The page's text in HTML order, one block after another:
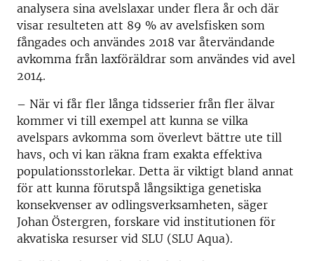
analysera sina avelslaxar under flera år och där
visar resulteten att 89 % av avelsfisken som
fångades och användes 2018 var återvändande
avkomma från laxföräldrar som användes vid avel
2014.
– När vi får fler långa tidsserier från fler älvar
kommer vi till exempel att kunna se vilka
avelspars avkomma som överlevt bättre ute till
havs, och vi kan räkna fram exakta effektiva
populationsstorlekar. Detta är viktigt bland annat
för att kunna förutspå långsiktiga genetiska
konsekvenser av odlingsverksamheten, säger
Johan Östergren, forskare vid institutionen för
akvatiska resurser vid SLU (SLU Aqua).